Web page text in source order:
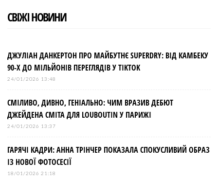
СВІЖІ НОВИНИ
ДЖУЛІАН ДАНКЕРТОН ПРО МАЙБУТНЄ SUPERDRY: ВІД КАМБЕКУ
90-Х ДО МІЛЬЙОНІВ ПЕРЕГЛЯДІВ У TIKTOK
24/01/2026 13:48
СМІЛИВО, ДИВНО, ГЕНІАЛЬНО: ЧИМ ВРАЗИВ ДЕБЮТ
ДЖЕЙДЕНА СМІТА ДЛЯ LOUBOUTIN У ПАРИЖІ
24/01/2026 13:37
ГАРЯЧІ КАДРИ: АННА ТРІНЧЕР ПОКАЗАЛА СПОКУСЛИВИЙ ОБРАЗ
ІЗ НОВОЇ ФОТОСЕСІЇ
18/01/2026 21:18